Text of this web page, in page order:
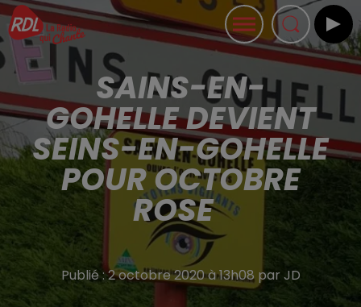
SAINS-EN-
GOHELLE DEVIENT
SEINS-EN-GOHELLE
POUR OCTOBRE
ROSE
Publié : 2 octobre 2020 à 13h08 par JD